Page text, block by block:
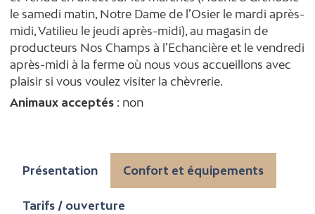
le samedi matin, Notre Dame de l’Osier le mardi après-
midi, Vatilieu le jeudi après-midi), au magasin de
producteurs Nos Champs à l’Echancière et le vendredi
après-midi à la ferme où nous vous accueillons avec
plaisir si vous voulez visiter la chèvrerie.
Animaux acceptés: non
Présentation Confort et équipements
Tarifs / ouverture